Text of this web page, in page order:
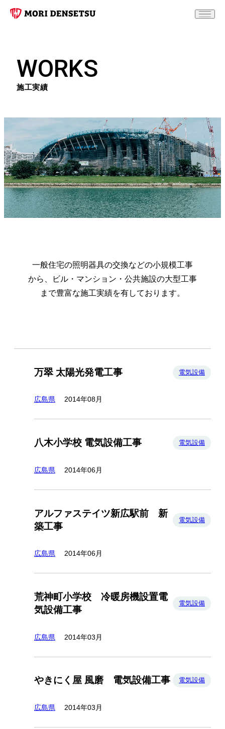
WORKS
施工実績
一般住宅の照明器具の交換などの小規模工事
から、
ビル・マンション・公共施設の大型工事
まで豊富な施工実績を有しております。
万翠 太陽光発電工事 電気設備
広島県 2014年08月
八木小学校 電気設備工事 電気設備
広島県 2014年06月
アルファステイツ新広駅前 新
築工事
電気設備
広島県 2014年06月
荒神町小学校 冷暖房機設置電
気設備工事
電気設備
広島県 2014年03月
やきにく屋 風磨 電気設備工事 電気設備
広島県 2014年03月